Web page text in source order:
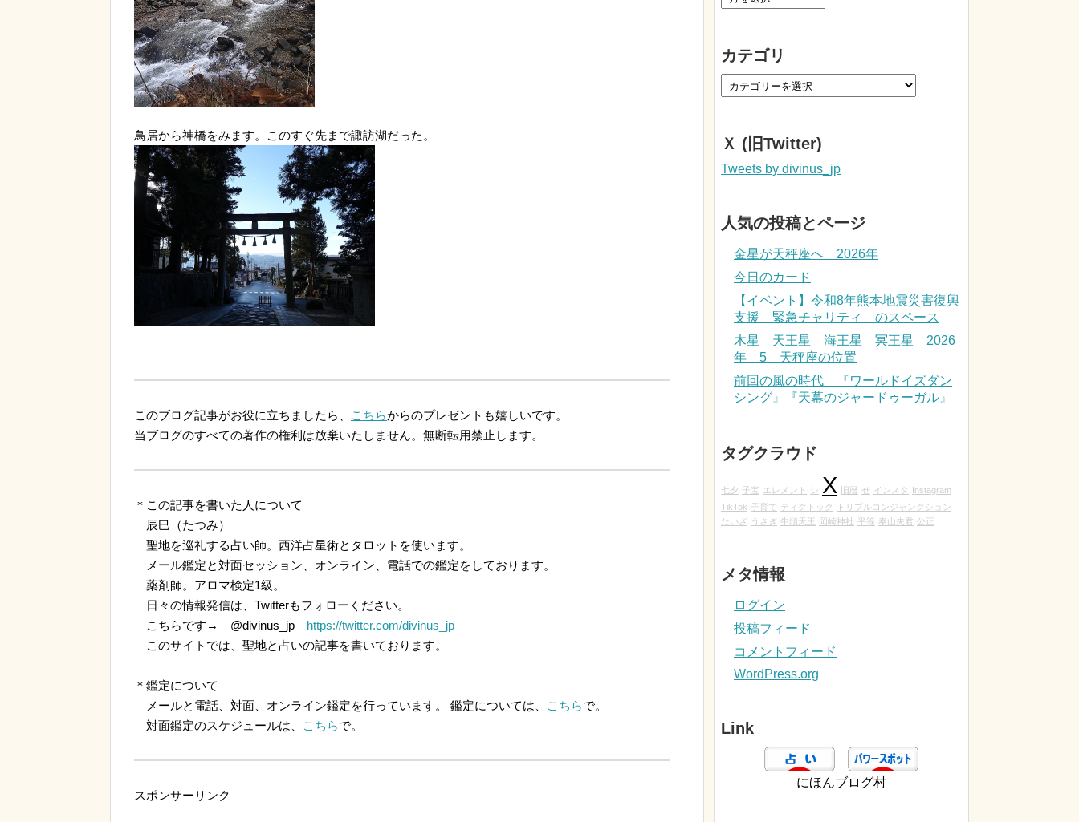
鳥居から神橋をみます。このすぐ先まで諏訪湖だった。
このブログ記事がお役に立ちましたら、 こちらからのプレゼントも嬉しいです。
当ブログのすべての著作の権利は放棄いたしません。無断転用禁止します。
＊この記事を書いた人について
辰巳（たつみ）
聖地を巡礼する占い師。西洋占星術とタロットを使います。
メール鑑定と対面セッション、オンライン、電話での鑑定をしております。
薬剤師。アロマ検定1級。
日々の情報発信は、Twitterもフォローください。
こちらです→ @divinus_jp https://twitter.com/divinus_jp
このサイトでは、聖地と占いの記事を書いております。
＊鑑定について
メールと電話、対面、オンライン鑑定を行っています。 鑑定については、
こちらで。
対面鑑定のスケジュールは、
こちらで。
スポンサーリンク
カテゴリ
Ｘ (旧Twitter)
Tweets by divinus_jp
人気の投稿とページ
金星が天秤座へ 2026年
今日のカード
【イベント】令和8年熊本地震災害復興
支援 緊急チャリティ のスペース
木星 天王星 海王星 冥王星 2026
年 5 天秤座の位置
前回の風の時代 『ワールドイズダン
シング』『天幕のジャードゥーガル』
タグクラウド
七夕 子宝 エレメント シ X 旧暦 せ インスタ
Instagram
TikTok
子育て ティクトック
トリプルコンジャンクション
たいざ
うさぎ 牛頭天王 岡崎神社 平等 泰山夫君 公正
メタ情報
ログイン
投稿フィード
コメントフィード
WordPress.org
Link
にほんブログ村